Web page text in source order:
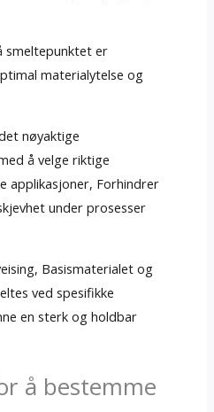
smeltepunktet er
materialytelse og
nøyaktige
å velge riktige
applikasjoner, Forhindrer
under prosesser
Basismaterialet og
ved spesifikke
en sterk og holdbar
å bestemme